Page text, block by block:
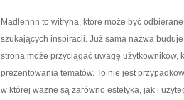
Madlennn to witryna, które może być
szukających inspiracji. Już sama nazwa
strona może przyciągać uwagę użytkowników,
prezentowania tematów. To nie jest
w której ważne są zarówno estetyka, jak i